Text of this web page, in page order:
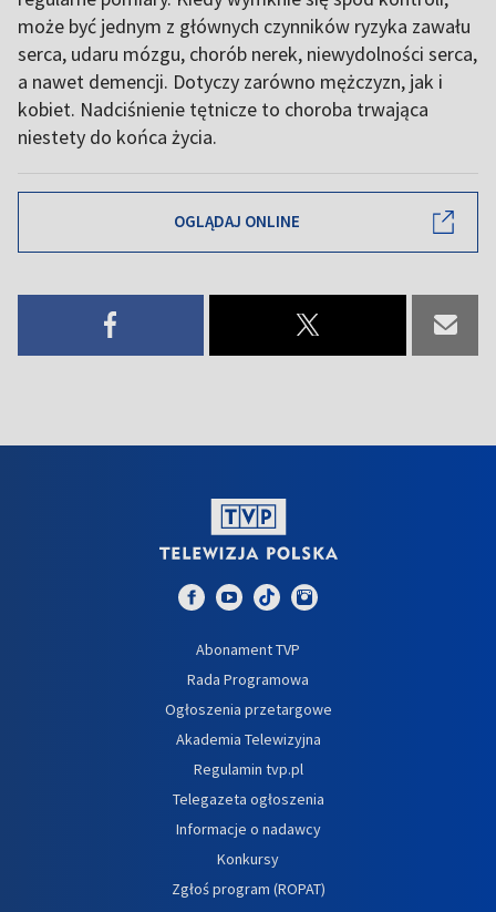
może być jednym z głównych czynników ryzyka zawału
serca, udaru mózgu, chorób nerek, niewydolności serca,
a nawet demencji. Dotyczy zarówno mężczyzn, jak i
kobiet. Nadciśnienie tętnicze to choroba trwająca
niestety do końca życia.
OGLĄDAJ ONLINE
Abonament TVP
Rada Programowa
Ogłoszenia przetargowe
Akademia Telewizyjna
Regulamin tvp.pl
Telegazeta ogłoszenia
Informacje o nadawcy
Konkursy
Zgłoś program (ROPAT)